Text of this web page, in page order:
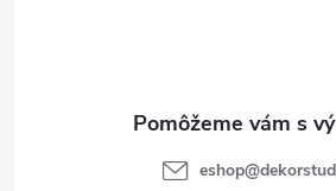
eshop@